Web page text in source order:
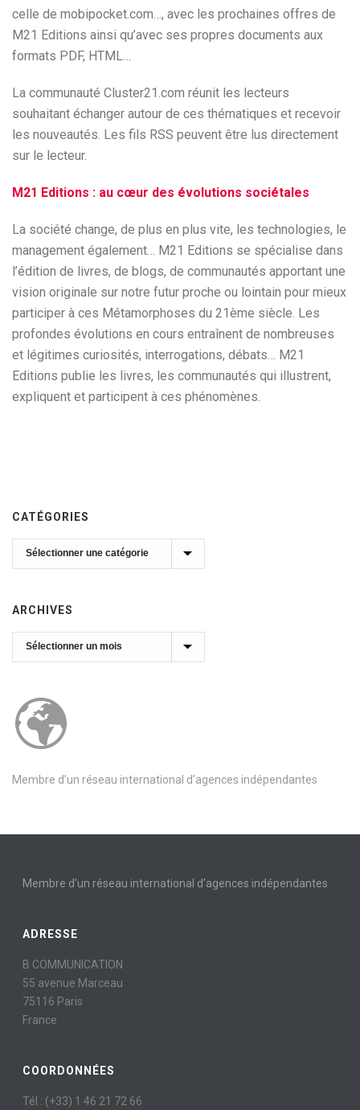
celle de mobipocket.com…, avec les prochaines offres de
M21 Editions ainsi qu’avec ses propres documents aux
formats PDF, HTML…
La communauté Cluster21.com réunit les lecteurs
souhaitant échanger autour de ces thématiques et recevoir
les nouveautés. Les fils RSS peuvent être lus directement
sur le lecteur.
M21 Editions : au cœur des évolutions sociétales
La société change, de plus en plus vite, les technologies, le
management également… M21 Editions se spécialise dans
l’édition de livres, de blogs, de communautés apportant une
vision originale sur notre futur proche ou lointain pour mieux
participer à ces Métamorphoses du 21ème siècle. Les
profondes évolutions en cours entraînent de nombreuses
et légitimes curiosités, interrogations, débats… M21
Editions publie les livres, les communautés qui illustrent,
expliquent et participent à ces phénomènes.
CATÉGORIES
Catégories
ARCHIVES
Archives
Membre d’un réseau international d’agences indépendantes
Membre d’un réseau international d’agences indépendantes
ADRESSE
B COMMUNICATION
55 avenue Marceau
75116 Paris
France
COORDONNÉES
Tél : (+33) 1 46 21 72 66